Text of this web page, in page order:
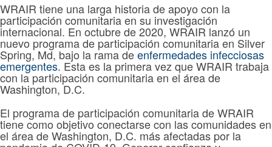
WRAIR tiene una larga historia de apoyo con la
participación comunitaria en su investigación
internacional. En octubre de 2020, WRAIR lanzó un
nuevo programa de participación comunitaria en Silver
Spring, Md, bajo la rama deenfermedades infecciosas
emergentes. Esta es la primera vez que WRAIR trabaja
con la participación comunitaria en el área de
Washington, D.C.
El programa de participación comunitaria de WRAIR
tiene como objetivo conectarse con las comunidades en
el área de Washington, D.C. más afectadas por la